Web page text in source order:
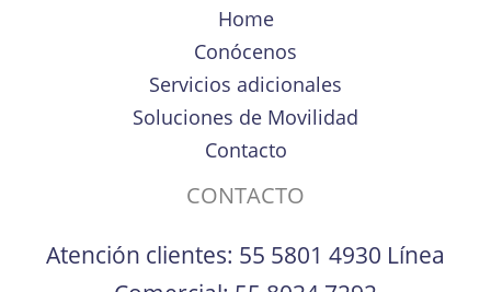
Home
Conócenos
Servicios adicionales
Soluciones de Movilidad
Contacto
CONTACTO
Atención clientes: 55 5801 4930 Línea